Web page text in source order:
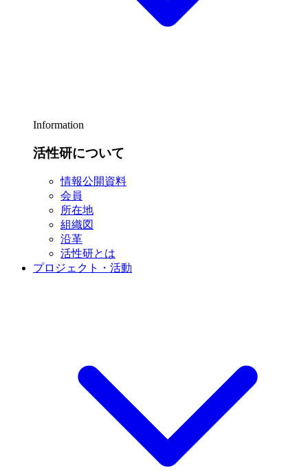
Information
活性研について
情報公開資料
会員
所在地
組織図
沿革
活性研とは
プロジェクト・活動